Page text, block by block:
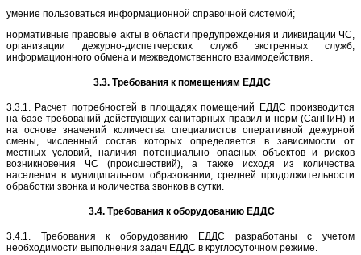
умение пользоваться информационной справочной системой;
нормативные правовые акты в области предупреждения и ликвидации ЧС,
организации дежурно-диспетчерских служб экстренных служб,
информационного обмена и межведомственного взаимодействия.
3.3. Требования к помещениям ЕДДС
3.3.1. Расчет потребностей в площадях помещений ЕДДС производится
на базе требований действующих санитарных правил и норм (СанПиН) и
на основе значений количества специалистов оперативной дежурной
смены, численный состав которых определяется в зависимости от
местных условий, наличия потенциально опасных объектов и рисков
возникновения ЧС (происшествий), а также исходя из количества
населения в муниципальном образовании, средней продолжительности
обработки звонка и количества звонков в сутки.
3.4. Требования к оборудованию ЕДДС
3.4.1. Требования к оборудованию ЕДДС разработаны с учетом
необходимости выполнения задач ЕДДС в круглосуточном режиме.